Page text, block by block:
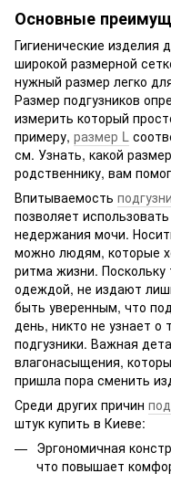
Основные
Гигиенические изделия
широкой размерной
нужный размер легко
Размер подгузников
измерить который
примеру, размер L
см. Узнать, какой
родственнику, вам
Впитываемость
позволяет
недержания мочи.
можно людям, которые
ритма жизни.
одеждой, не издают
быть уверенным, что
день, никто не узнает
подгузники. Важная
влагонасыщения,
пришла пора сменить
Среди других причин
штук купить в Киеве:
Эргономичная
что повышает